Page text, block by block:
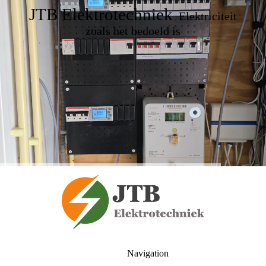
JTB ElektrotechniekElektriciteit
zoals het bedoeld is
Navigation